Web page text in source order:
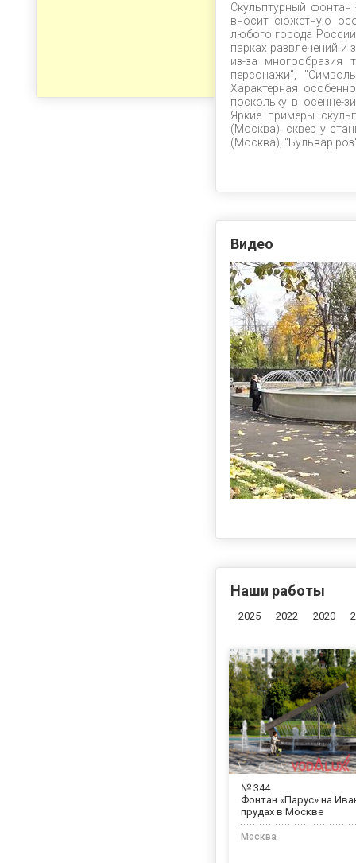
Скульптурный
вносит сюжетную
любого города
парках развлечений и
из-за многообразия
персонажи",
Характерная
поскольку в осенне-
Яркие примеры
(Москва), сквер у
(Москва), "Бульвар
Видео
Наши работы
2025 2022 2020
№ 344
Фонтан «Парус» на
прудах в Москве
Москва